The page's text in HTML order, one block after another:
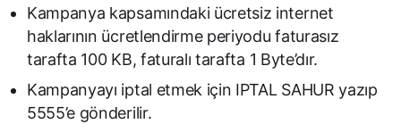
Kampanya kapsamındaki ücretsiz internet
haklarının ücretlendirme periyodu faturasız
tarafta 100 KB, faturalı tarafta 1 Byte’dır.
Kampanyayı iptal etmek için IPTAL SAHUR yazıp
5555’e gönderilir.